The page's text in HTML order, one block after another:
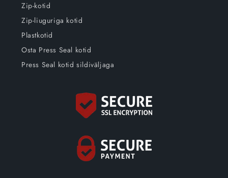
Zip-kotid
Zip-liuguriga kotid
Plastkotid
Osta Press Seal kotid
Press Seal kotid sildiväljaga